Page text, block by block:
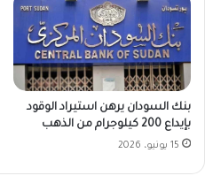
بنك السودان يرهن استيراد الوقود
بإيداع 200 كيلوجرام من الذهب
15 يونيو، 2026